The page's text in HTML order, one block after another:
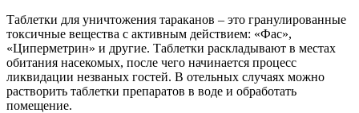
Таблетки для уничтожения тараканов – это гранулированные
токсичные вещества с активным действием: «Фас»,
«Циперметрин» и другие. Таблетки раскладывают в местах
обитания насекомых, после чего начинается процесс
ликвидации незваных гостей. В отельных случаях можно
растворить таблетки препаратов в воде и обработать
помещение.